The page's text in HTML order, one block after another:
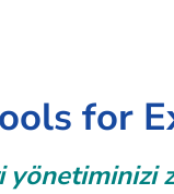
for
yönetiminizi